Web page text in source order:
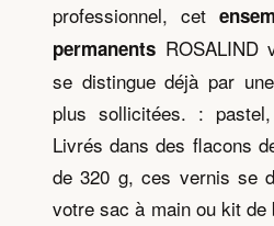
professionnel, cet
permanents
se distingue déjà par
plus sollicitées. :
Livrés dans des flacons
de 320 g, ces vernis se
votre sac à main ou kit de